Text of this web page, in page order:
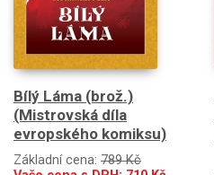
Bílý Láma (brož.)
(Mistrovská díla
evropského komiksu)
Základní cena: 789 Kč